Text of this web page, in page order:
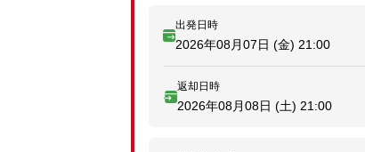
出発日時
2026年08月07日 (金) 21:00
返却日時
2026年08月08日 (土) 21:00